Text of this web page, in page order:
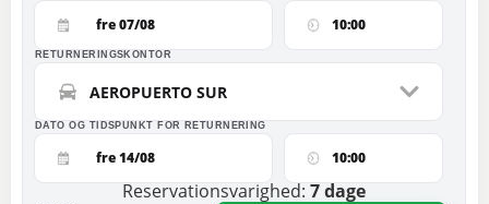
fre 07/08 10:00
Reservationsvarighed: 7dage
RETURNERINGSKONTOR
AEROPUERTO SUR
DATO OG TIDSPUNKT FOR RETURNERING
fre 14/08 10:00